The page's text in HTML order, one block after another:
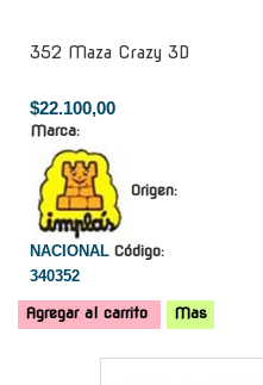
352 Maza Crazy 3D
$22.100,00
Marca:
Origen:
NACIONAL Código:
340352
Agregar al carrito Mas